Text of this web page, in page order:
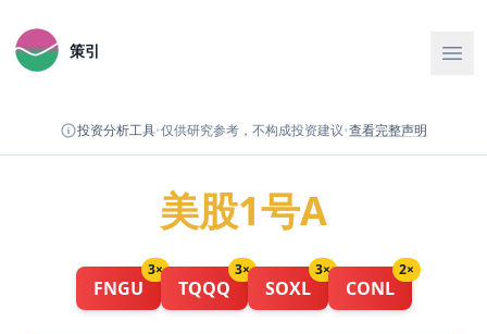
策引
投资分析工具•仅供研究参考，不构成投资建议•查看完整声明
美股1号A
FNGU
3×
TQQQ
3×
SOXL
3×
CONL
2×